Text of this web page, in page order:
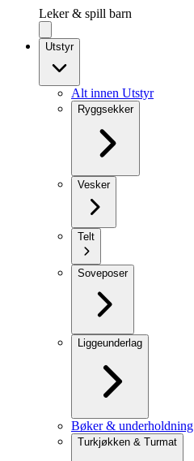
Leker & spill barn
Utstyr
Alt innen Utstyr
Ryggsekker
Vesker
Telt
Soveposer
Liggeunderlag
Bøker & underholdning
Turkjøkken & Turmat